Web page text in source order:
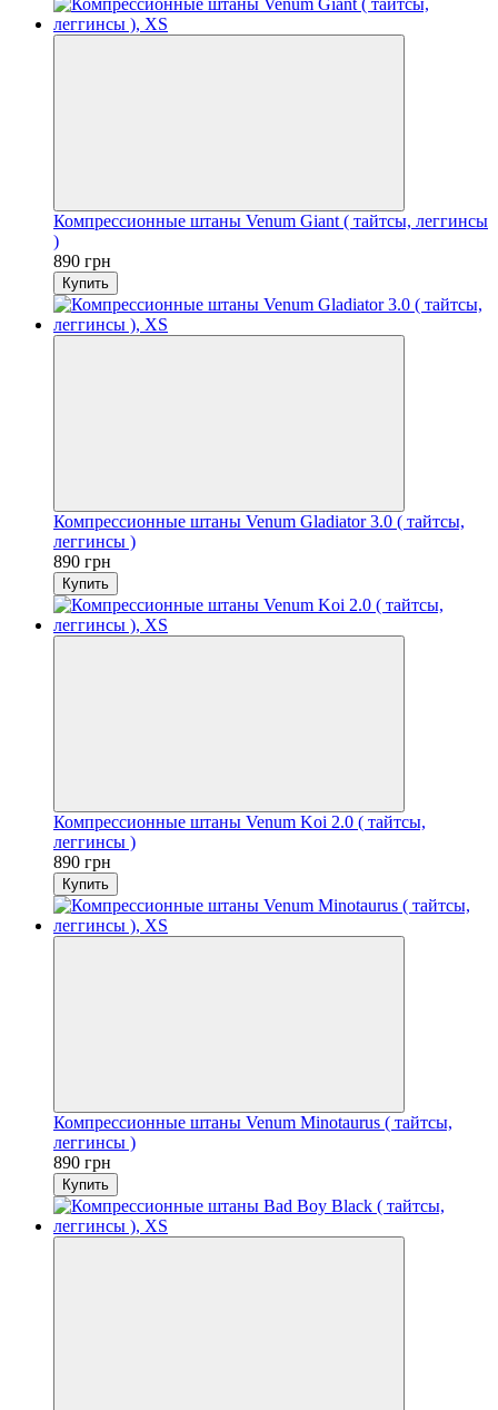
Компрессионные штаны Venum Giant ( тайтсы, леггинсы
)
890 грн
Купить
Компрессионные штаны Venum Gladiator 3.0 ( тайтсы,
леггинсы )
890 грн
Купить
Компрессионные штаны Venum Koi 2.0 ( тайтсы,
леггинсы )
890 грн
Купить
Компрессионные штаны Venum Minotaurus ( тайтсы,
леггинсы )
890 грн
Купить